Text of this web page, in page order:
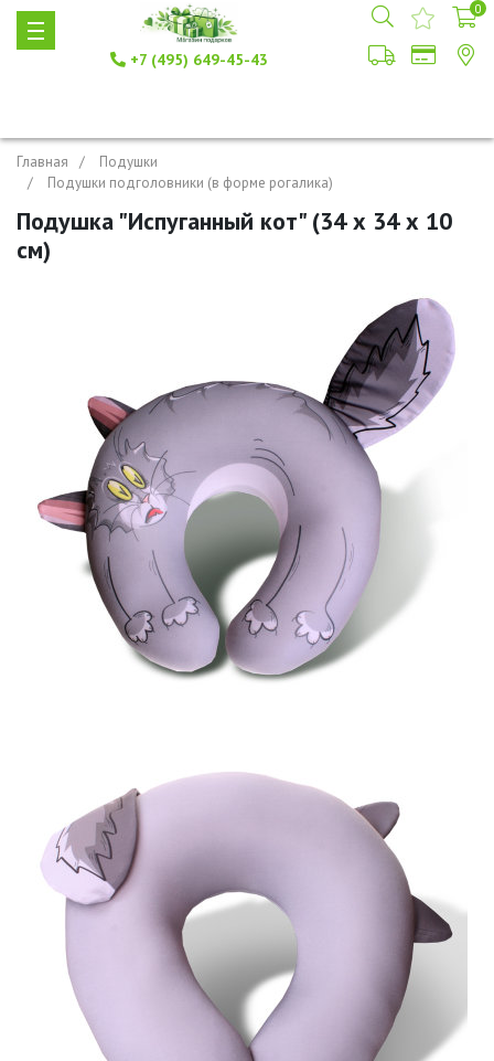
+7 (495) 649-45-43
0
Главная
Подушки
Подушки подголовники (в форме рогалика)
Подушка "Испуганный кот" (34 х 34 х 10
см)